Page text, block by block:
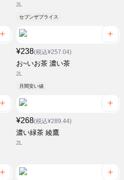
2L
セブンザプライス
¥238(税込¥257.04)
お~いお茶 濃い茶
2L
月間安い値
¥268(税込¥289.44)
濃い緑茶 綾鷹
2L